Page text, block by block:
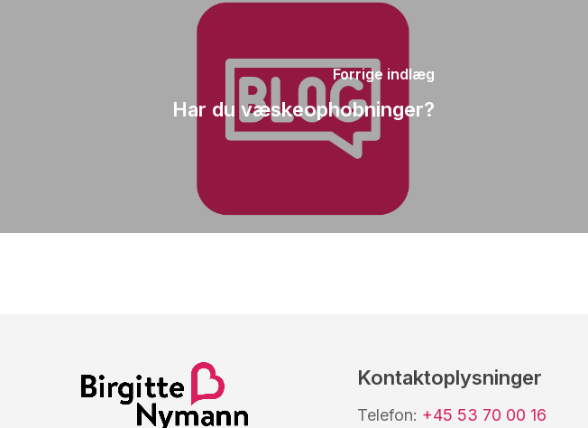
Forrige indlæg
Har du væskeophobninger?
Kontaktoplysninger
Telefon: +45 53 70 00 16